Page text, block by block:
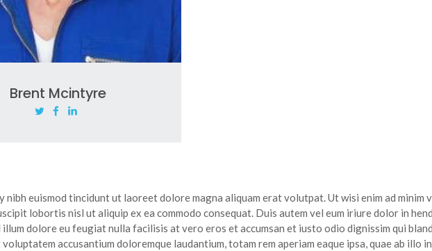
Brent Mcintyre
nibh euismod tincidunt ut laoreet dolore magna aliquam erat volutpat. Ut wisi enim ad minim
lobortis nisl ut aliquip ex ea commodo consequat. Duis autem vel eum iriure dolor in
illum dolore eu feugiat nulla facilisis at vero eros et accumsan et iusto odio dignissim qui
accusantium doloremque laudantium, totam rem aperiam eaque ipsa, quae ab